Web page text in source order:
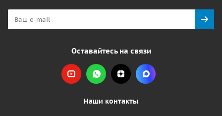
Оставайтесь на связи
Наши контакты